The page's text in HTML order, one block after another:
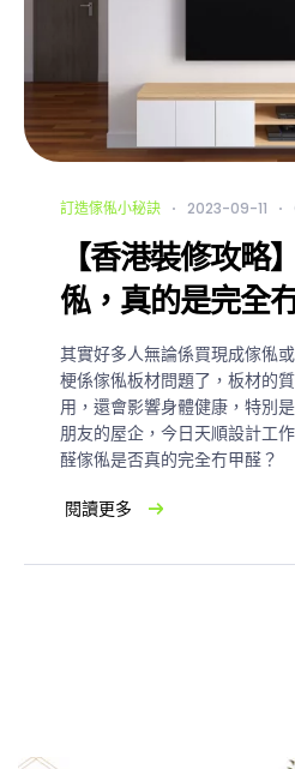
訂造傢俬小秘訣 2023-09-11
【香港裝修攻略
俬，真的是完全
其實好多人無論係買現成傢俬
梗係傢俬板材問題了，板材的
用，還會影響身體健康，特別
朋友的屋企，今日天順設計工
醛傢俬是否真的完全冇甲醛？
閱讀更多